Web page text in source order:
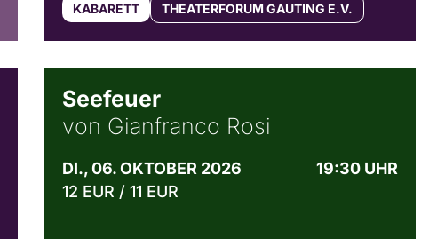
KABARETT THEATERFORUM GAUTING E.V.
Seefeuer
von Gianfranco Rosi
DI., 06. OKTOBER 2026
19:30 UHR
12 EUR / 11 EUR